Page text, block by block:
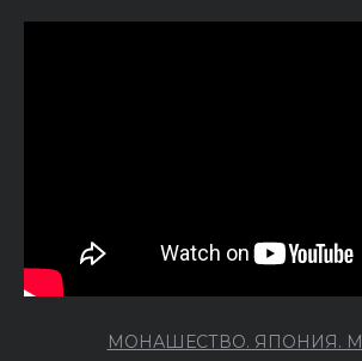
МОНАШЕСТВО. ЯПОНИЯ.